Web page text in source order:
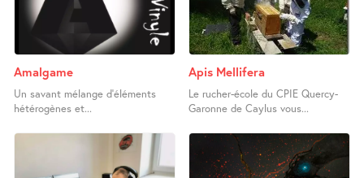
Amalgame
Un savant mélange d’éléments
hétérogènes et...
Apis Mellifera
Le rucher-école du CPIE Quercy-
Garonne de Caylus vous...